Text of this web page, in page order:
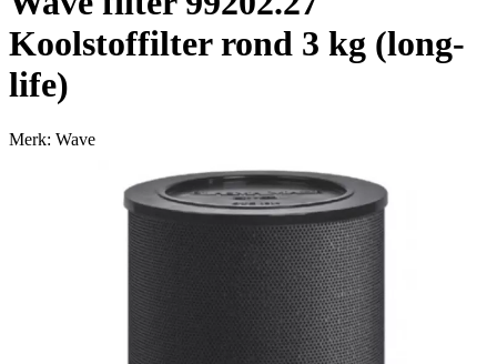
Koolstoffilter rond 3 kg (long-
life)
Merk: Wave